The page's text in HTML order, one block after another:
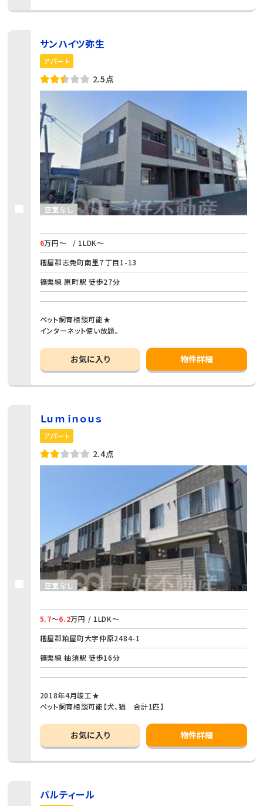
サンハイツ弥生
アパート
2.5点
空室なし
6万円～
/ 1LDK～
糟屋郡志免町南里７丁目1-13
篠栗線 原町駅 徒歩27分
ペット飼育相談可能★
インターネット使い放題。
お気に入り 物件詳細
Ｌｕｍｉｎｏｕｓ
アパート
2.4点
空室なし
5.7～6.2万円 / 1LDK～
糟屋郡粕屋町大字仲原2484-1
篠栗線 柚須駅 徒歩16分
2018年4月竣工★
ペット飼育相談可能【犬、猫 合計1匹】
お気に入り 物件詳細
パルティール